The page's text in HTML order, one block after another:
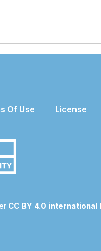
Of Use License
CC BY 4.0 international